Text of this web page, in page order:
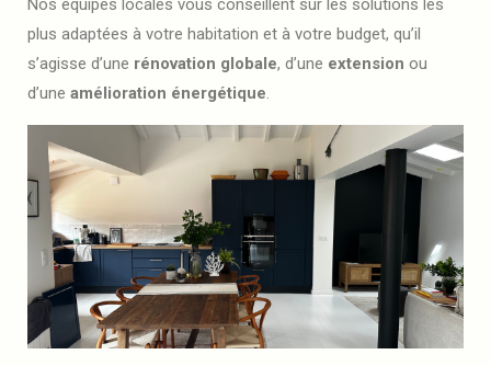
Nos équipes locales vous conseillent sur les solutions les
plus adaptées à votre habitation et à votre budget, qu’il
s’agisse d’une rénovation globale, d’une extension ou
d’une amélioration énergétique.